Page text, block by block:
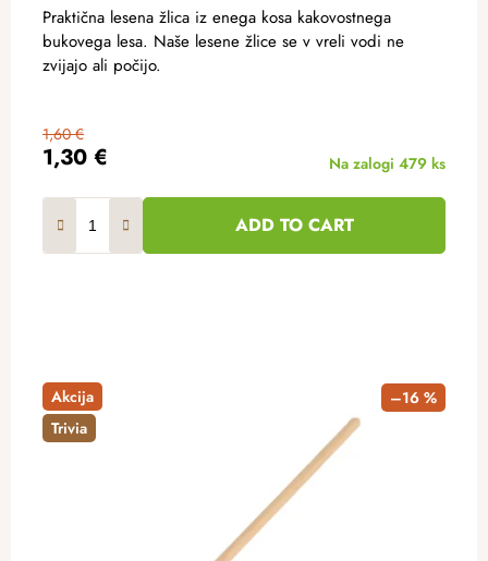
1,30 €
1,60 €
Na zalogi 479 ks
ADD TO CART
Praktična lesena žlica iz enega kosa kakovostnega
bukovega lesa. Naše lesene žlice se v vreli vodi ne
zvijajo ali počijo.
Akcija
Trivia
–16 %